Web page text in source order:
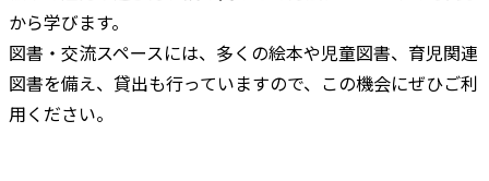
から学びます。
図書・交流スペースには、多くの絵本や児童図書、育児関連
図書を備え、貸出も行っていますので、この機会にぜひご利
用ください。